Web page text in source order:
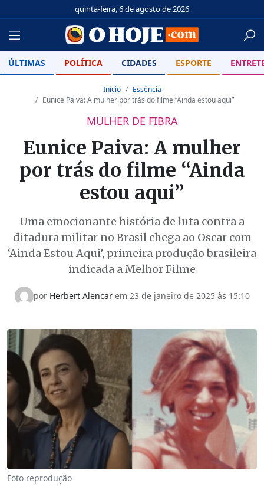
quinta-feira, 6 de agosto de 2026
ÚLTIMAS POLÍTICA CIDADES ESPORTE
Início
Essência
Eunice Paiva: A mulher por trás do filme “Ainda estou aqui”
MULHER DE FIBRA
Eunice Paiva: A mulher
por trás do filme “Ainda
estou aqui”
Uma emocionante história de luta contra a
ditadura militar no Brasil chega ao Oscar com
‘Ainda Estou Aqui’, primeira produção brasileira
indicada a Melhor Filme
por Herbert Alencarem 23 de janeiro de 2025 às 15:10
Foto reprodução